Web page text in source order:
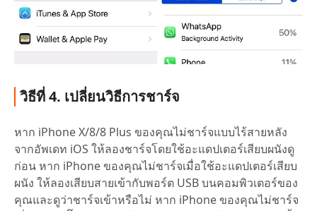
วิธีที่ 4. เปลี่ยนวิธีการชาร์จ
หาก iPhone X/8/8 Plus ของคุณไม่ชาร์จแบบไร้สายหลัง
จากอัพเดท iOS ให้ลองชาร์จโดยใช้อะแดปเตอร์เสียบผนังดู
ก่อน หาก iPhone ของคุณไม่ชาร์จเมื่อใช้อะแดปเตอร์เสียบ
ผนัง ให้ลองเสียบสายเข้ากับพอร์ต USB บนคอมพิวเตอร์ของ
คุณและดูว่าชาร์จเข้าหรือไม่ หาก iPhone ของคุณไม่ชาร์จ